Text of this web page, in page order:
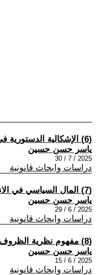
(6) الإشكالية الدستورية في تنظيم القوات المسلحة في العراق
ياسر حسن حسين
2025 / 7 / 30
دراسات وابحاث قانونية
(7) المال السياسي في الانتخابات العراقية: تهديد دستوري أم ضرورة تنظيمية؟
ياسر حسن حسين
2025 / 6 / 29
دراسات وابحاث قانونية
(8) مفهوم نظرية الظروف الاستثنائية
ياسر حسن حسين
2025 / 6 / 15
دراسات وابحاث قانونية